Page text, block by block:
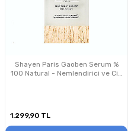
Shayen Paris Gaoben Serum %
100 Natural - Nemlendirici ve Cilt
1.299,90 TL